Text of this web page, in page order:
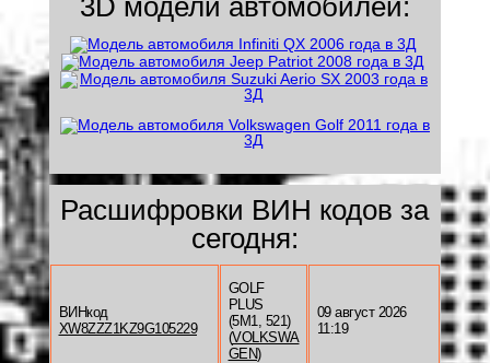
3D модели автомобилей:
Расшифровки ВИН кодов за
сегодня:
ВИНкод
XW8ZZZ1KZ9G105229
GOLF
PLUS
(5M1, 521)
(VOLKSWA
GEN)
09 август 2026
11:19